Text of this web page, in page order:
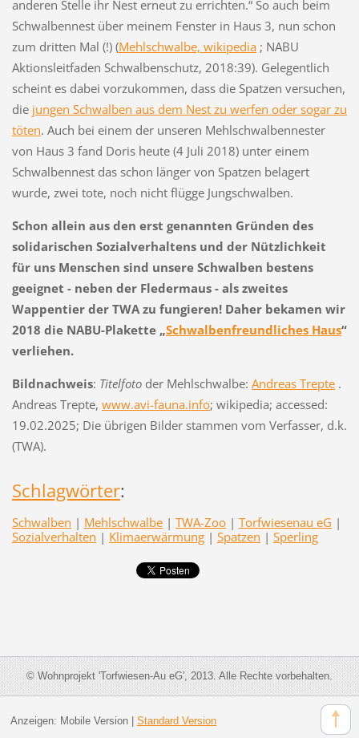
anderen Stelle ihr Nest erneut zu errichten.“ So auch beim
Schwalbennest über meinem Fenster in Haus 3, nun schon
zum dritten Mal (!) (Mehlschwalbe, wikipedia; NABU
Aktionsleitfaden Schwalbenschutz, 2018:39). Gelegentlich
scheint es dabei vorzukommen, dass die Spatzen versuchen,
die jungen Schwalben aus dem Nest zu werfen oder sogar zu
töten. Auch bei einem der unseren Mehlschwalbennester
von Haus 3 fand Doris heute (4 Juli 2018) unter einem
Schwalbennest das schon länger von Spatzen belagert
wurde, zwei tote, noch nicht flügge Jungschwalben.
Schon allein aus den erst genannten Gründen des
solidarischen Sozialverhaltens und der Nützlichkeit
für uns Menschen sind unsere Schwalben bestens
geeignet - neben der Fledermaus - als zweites
Wappentier der TWA zu fungieren! Daher bekamen wir
2018 die NABU-Plakette „Schwalbenfreundliches Haus“
verliehen.
Bildnachweis: Titelfotoder Mehlschwalbe: Andreas Trepte .
Andreas Trepte, www.avi-fauna.info; wikipedia; accessed:
19.02.2025; Die übrigen Bilder stammen vom Verfasser, d.k.
(TWA).
Schlagwörter:
Schwalben | Mehlschwalbe | TWA-Zoo | Torfwiesenau eG |
Sozialverhalten | Klimaerwärmung | Spatzen | Sperling
© Wohnprojekt 'Torfwiesen-Au eG', 2013. Alle Rechte vorbehalten.
Anzeigen: Mobile Version| Standard Version